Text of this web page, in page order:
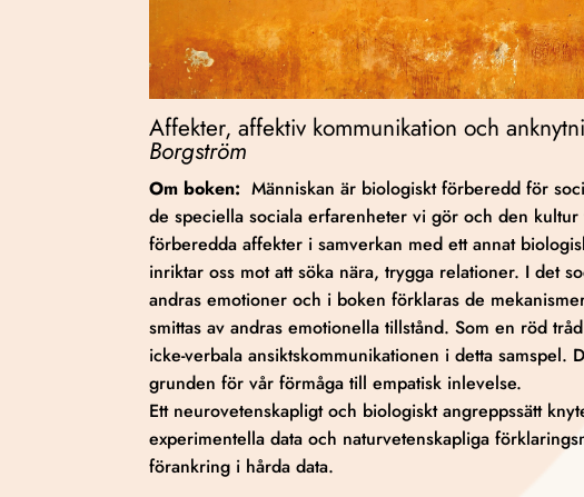
Affekter, affektiv kommunikation och
Borgström
Om boken:Människan är biologiskt förberedd för
de speciella sociala erfarenheter vi gör och den
förberedda affekter i samverkan med ett annat
inriktar oss mot att söka nära, trygga relationer. I det
andras emotioner och i boken förklaras de
smittas av andras emotionella tillstånd. Som en röd
icke-verbala ansiktskommunikationen i detta samspel.
grunden för vår förmåga till empatisk inlevelse.
Ett neurovetenskapligt och biologiskt angreppssätt
experimentella data och naturvetenskapliga
förankring i hårda data.